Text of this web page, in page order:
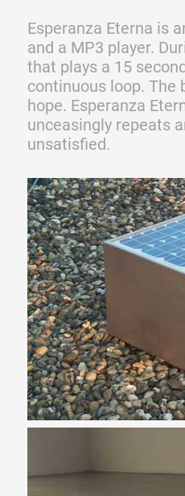
d'ateliers
vidéo
Esperanza Eterna is
and a MP3 player.
that plays a 15
continuous loop. The
hope. Esperanza
unceasingly repeats
unsatisfied.